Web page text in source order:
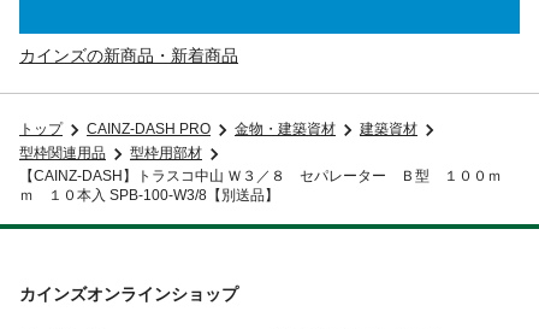
カインズの新商品・新着商品
トップ CAINZ-DASH PRO 金物・建築資材
建築資材
型枠関連用品
型枠用部材
【CAINZ-DASH】トラスコ中山 Ｗ３／８ セパレーター Ｂ型 １００ｍ
ｍ １０本入 SPB-100-W3/8【別送品】
カインズオンラインショップ